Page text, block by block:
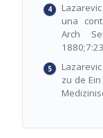
una
Arch
zu de